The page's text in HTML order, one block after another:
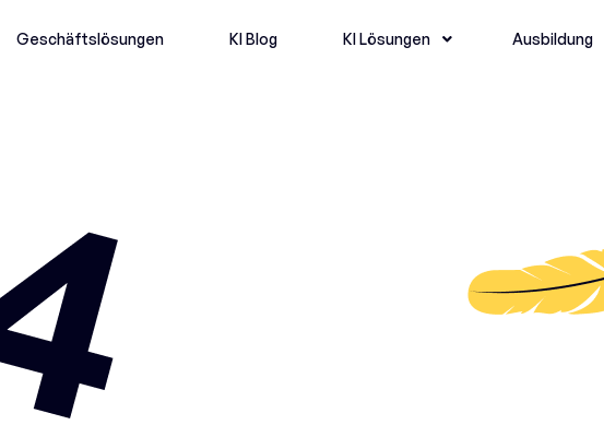
Geschäftslösungen KI Blog KI Lösungen Ausbildung